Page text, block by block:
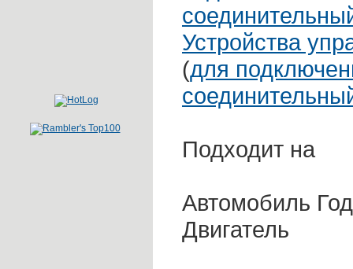
Устройства
(для
Подходит на
Автомобиль
Двигатель